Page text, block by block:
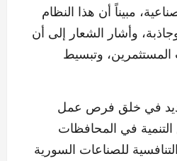
مبيناً أن هذا النظام
وأشار الشعار إلى أن
وتبسيط
في خلق فرص عمل
التنمية في المحافظات
للصناعات السورية